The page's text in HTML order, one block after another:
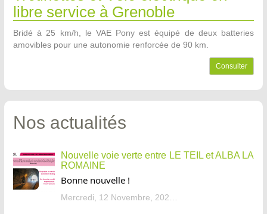
libre service à Grenoble
Bridé à 25 km/h, le VAE Pony est équipé de deux batteries
amovibles pour une autonomie renforcée de 90 km.
Consulter
Nos actualités
Nouvelle voie verte entre LE TEIL et ALBA LA
ROMAINE
Bonne nouvelle !